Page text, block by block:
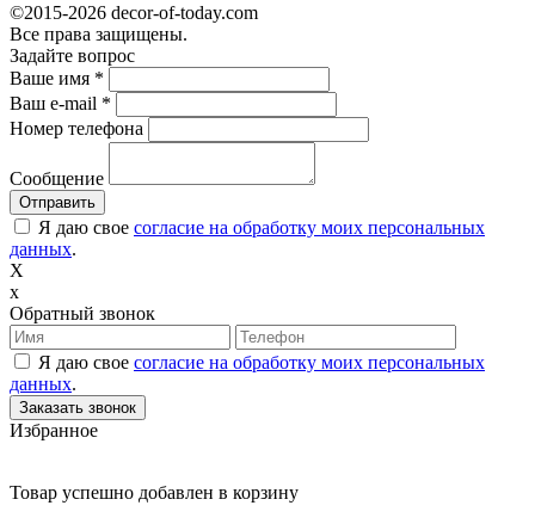
©2015-2026 decor-of-today.com
Все права защищены.
Задайте вопрос
Ваше имя *
Ваш e-mail *
Номер телефона
Сообщение
Я даю свое согласие на обработку моих персональных
данных.
X
x
Обратный звонок
Я даю свое согласие на обработку моих персональных
данных.
Избранное
Товар успешно добавлен в корзину